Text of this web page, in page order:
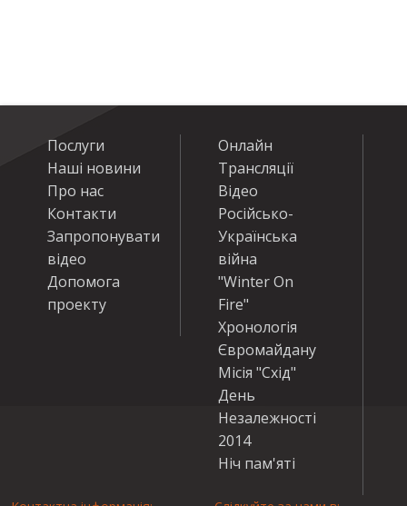
Послуги
Наші новини
Про нас
Контакти
Запропонувати
відео
Допомога
проекту
Онлайн
Трансляції
Відео
Російсько-
Українська
війна
"Winter On
Fire"
Хронологія
Євромайдану
Місія "Схід"
День
Незалежності
2014
Ніч пам'яті